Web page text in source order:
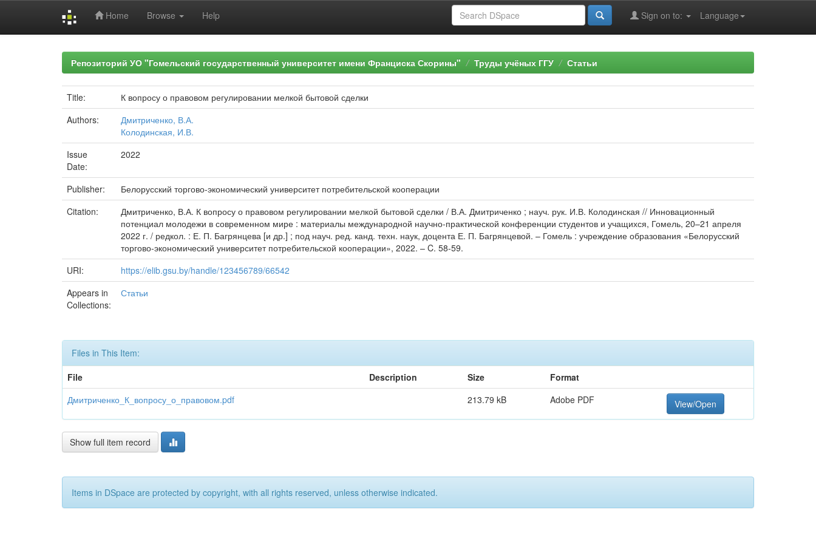
Home Browse Help Language
Sign on to:
Репозиторий УО "Гомельский государственный университет имени Франциска Скорины" Труды учёных ГГУ Статьи
Title:
К вопросу о правовом регулировании мелкой бытовой сделки
Authors:
Дмитриченко, В.А.
Колодинская, И.В.
Issue
Date:
2022
Publisher:
Белорусский торгово-экономический университет потребительской кооперации
Citation:
Дмитриченко, В.А. К вопросу о правовом регулировании мелкой бытовой сделки / В.А. Дмитриченко ; науч. рук. И.В. Колодинская // Инновационный
потенциал молодежи в современном мире : материалы международной научно-практической конференции студентов и учащихся, Гомель, 20–21 апреля
2022 г. / редкол. : Е. П. Багрянцева [и др.] ; под науч. ред. канд. техн. наук, доцента Е. П. Багрянцевой. – Гомель : учреждение образования «Белорусский
торгово-экономический университет потребительской кооперации», 2022. – C. 58-59.
URI:
https://elib.gsu.by/handle/123456789/66542
Appears in
Collections:
Статьи
Files in This Item:
File
Description Size
Format
Дмитриченко_К_вопросу_о_правовом.pdf
213.79 kB Adobe PDF View/Open
Show full item record
Items in DSpace are protected by copyright, with all rights reserved, unless otherwise indicated.